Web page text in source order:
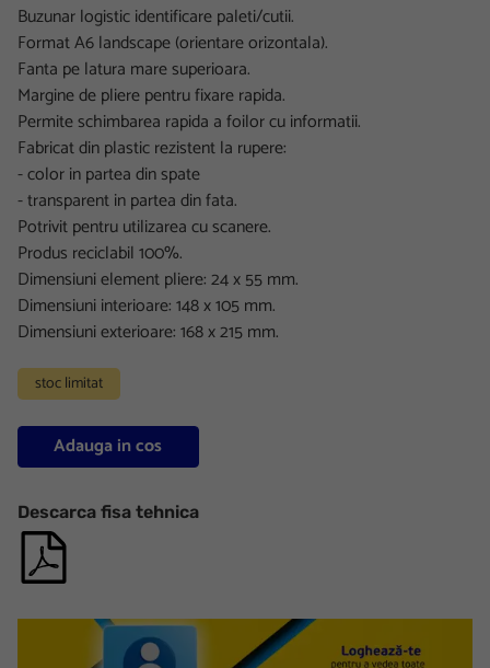
Buzunar logistic identificare paleti/cutii.
Format A6 landscape (orientare orizontala).
Fanta pe latura mare superioara.
Margine de pliere pentru fixare rapida.
Permite schimbarea rapida a foilor cu informatii.
Fabricat din plastic rezistent la rupere:
- color in partea din spate
- transparent in partea din fata.
Potrivit pentru utilizarea cu scanere.
Produs reciclabil 100%.
Dimensiuni element pliere: 24 x 55 mm.
Dimensiuni interioare: 148 x 105 mm.
Dimensiuni exterioare: 168 x 215 mm.
stoc limitat
Adauga in cos
Descarca fisa tehnica